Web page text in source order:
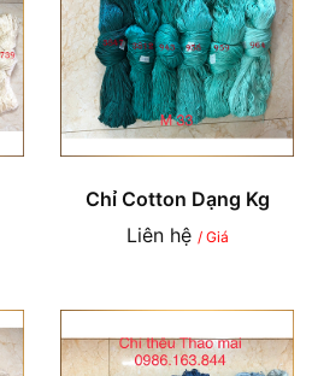
Chỉ Cotton Dạng Kg
Liên hệ / Giá